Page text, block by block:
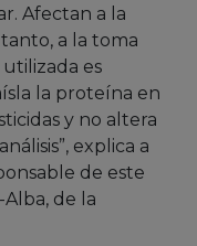
Afectan a la
a la toma
es
la proteína en
y no altera
explica a
de este
de la